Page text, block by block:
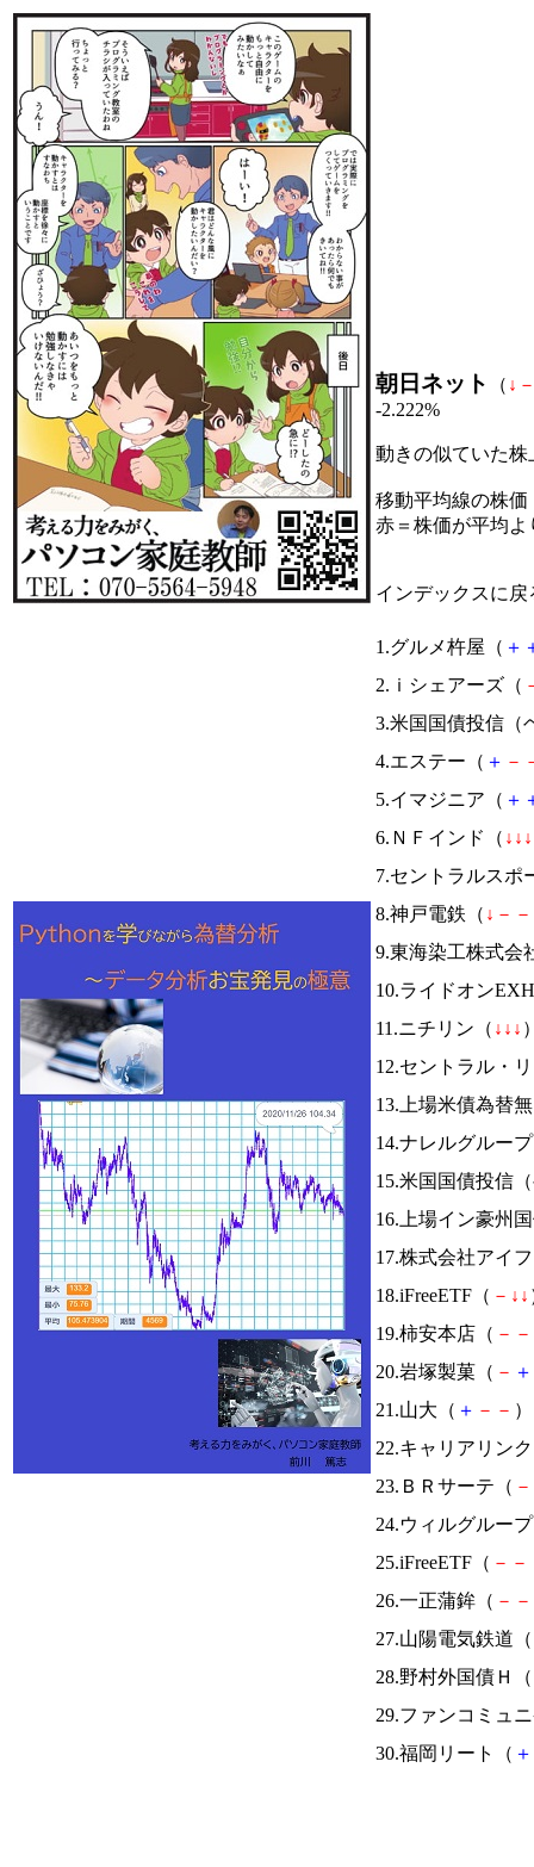
朝日ネット （ ↓
-2.222%
動きの似ていた
移動平均線の株価
赤＝株価が平均
インデックスに戻
1.グルメ杵屋（ ＋
2.ｉシェアーズ（
3.米国国債投信（
4.エステー（ ＋ －
5.イマジニア（ ＋
6.ＮＦインド（ ↓ ↓ ↓
7.セントラルスポ
8.神戸電鉄（ ↓ － －
9.東海染工株式会
10.ライドオン
11.ニチリン（ ↓ ↓ ↓
12.セントラル・
13.上場米債為替
14.ナレルグルー
15.米国国債投信
16.上場イン豪州
17.株式会社アイ
18.iFreeETF（ － ↓ ↓
19.柿安本店（ － －
20.岩塚製菓（ － ＋
21.山大（ ＋ － －
22.キャリアリン
23.ＢＲサーテ（ －
24.ウィルグルー
25.iFreeETF（ － －
26.一正蒲鉾（ － －
27.山陽電気鉄道（
28.野村外国債Ｈ（
29.ファンコミュ
30.福岡リート（ ＋